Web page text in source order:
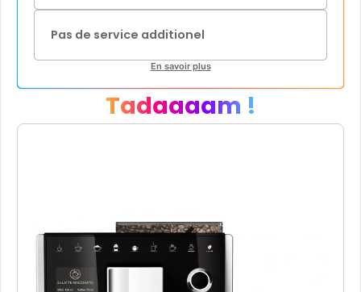
Pas de service additionel
En savoir plus
Tadaaaam !